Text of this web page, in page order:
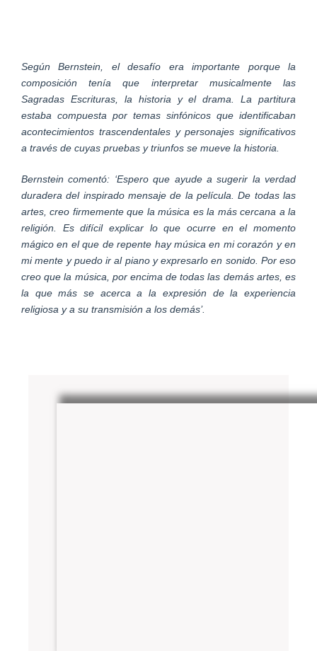
Según Bernstein, el desafío era importante porque la
composición tenía que interpretar musicalmente las
Sagradas Escrituras, la historia y el drama. La partitura
estaba compuesta por temas sinfónicos que identificaban
acontecimientos trascendentales y personajes significativos
a través de cuyas pruebas y triunfos se mueve la historia.
Bernstein comentó: ‘Espero que ayude a sugerir la verdad
duradera del inspirado mensaje de la película. De todas las
artes, creo firmemente que la música es la más cercana a la
religión. Es difícil explicar lo que ocurre en el momento
mágico en el que de repente hay música en mi corazón y en
mi mente y puedo ir al piano y expresarlo en sonido. Por eso
creo que la música, por encima de todas las demás artes, es
la que más se acerca a la expresión de la experiencia
religiosa y a su transmisión a los demás’.